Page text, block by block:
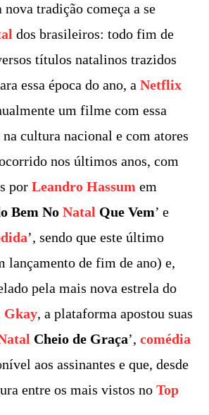
nova tradição começa a se
dos brasileiros: todo fim de
títulos natalinos trazidos
essa época do ano, a Netflix
um filme com essa
cultura nacional e com atores
nos últimos anos, com
por Leandro Hassum em
Bem No Natal Que Vem’ e
’, sendo que este último
lançamento de fim de ano) e,
pela mais nova estrela do
Gkay, a plataforma apostou suas
Cheio de Graça’, comédia
aos assinantes e que, desde
entre os mais vistos no Top